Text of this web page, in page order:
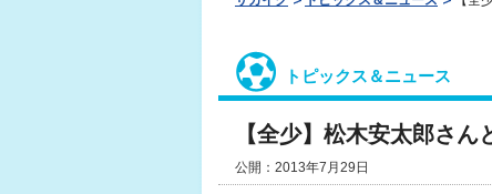
トピックス＆ニュース
【全少】松木安太郎さ
公開：2013年7月29日